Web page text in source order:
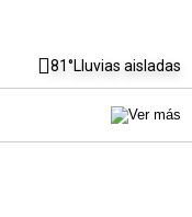
81°Lluvias aisladas